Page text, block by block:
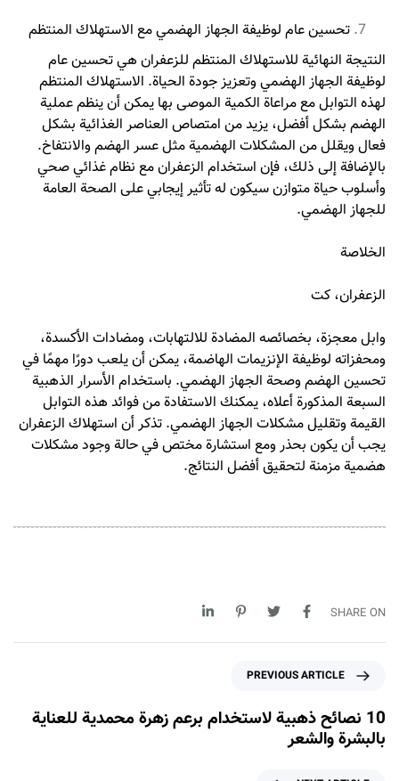
تحسين عام لوظيفة الجهاز الهضمي مع الاستهلاك المنتظم
النتيجة النهائية للاستهلاك المنتظم للزعفران هي تحسين عام
لوظيفة الجهاز الهضمي وتعزيز جودة الحياة. الاستهلاك المنتظم
لهذه التوابل مع مراعاة الكمية الموصى بها يمكن أن ينظم عملية
الهضم بشكل أفضل، يزيد من امتصاص العناصر الغذائية بشكل
فعال ويقلل من المشكلات الهضمية مثل عسر الهضم والانتفاخ.
بالإضافة إلى ذلك، فإن استخدام الزعفران مع نظام غذائي صحي
وأسلوب حياة متوازن سيكون له تأثير إيجابي على الصحة العامة
للجهاز الهضمي.
الخلاصة
الزعفران، كت
وابل معجزة، بخصائصه المضادة للالتهابات، ومضادات الأكسدة،
ومحفزاته لوظيفة الإنزيمات الهاضمة، يمكن أن يلعب دورًا مهمًا في
تحسين الهضم وصحة الجهاز الهضمي. باستخدام الأسرار الذهبية
السبعة المذكورة أعلاه، يمكنك الاستفادة من فوائد هذه التوابل
القيمة وتقليل مشكلات الجهاز الهضمي. تذكر أن استهلاك الزعفران
يجب أن يكون بحذر ومع استشارة مختص في حالة وجود مشكلات
هضمية مزمنة لتحقيق أفضل النتائج.
SHARE ON
PREVIOUS ARTICLE
10 نصائح ذهبية لاستخدام برعم زهرة محمدية للعناية
بالبشرة والشعر